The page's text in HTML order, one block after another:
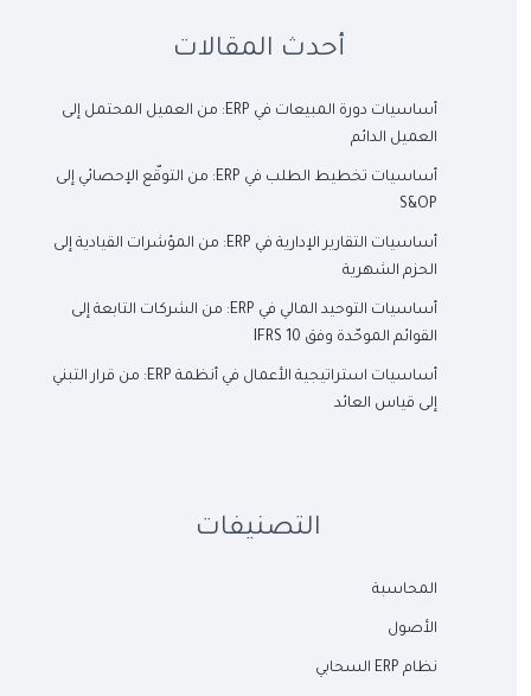
أحدث المقالات
أساسيات دورة المبيعات في ERP: من العميل المحتمل إلى
العميل الدائم
أساسيات تخطيط الطلب في ERP: من التوقّع الإحصائي إلى
S&OP
أساسيات التقارير الإدارية في ERP: من المؤشرات القيادية إلى
الحزم الشهرية
أساسيات التوحيد المالي في ERP: من الشركات التابعة إلى
القوائم الموحّدة وفق IFRS 10
أساسيات استراتيجية الأعمال في أنظمة ERP: من قرار التبني
إلى قياس العائد
التصنيفات
المحاسبة
الأصول
نظام ERP السحابي